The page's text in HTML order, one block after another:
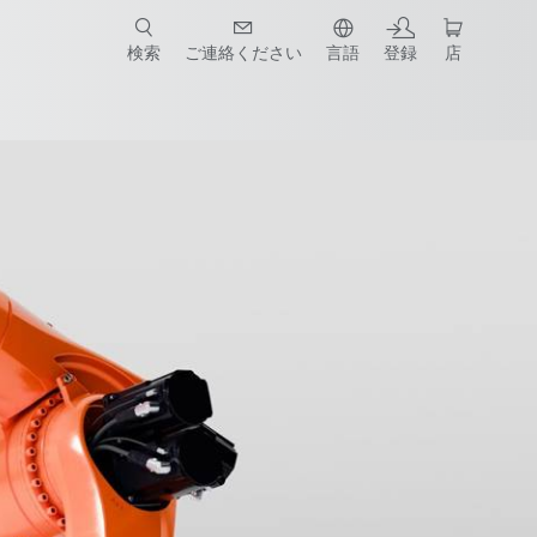
検索 ご連絡ください 言語 登録 店